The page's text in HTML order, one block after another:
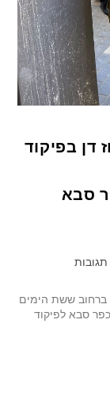
דן בפיקוד
סבא
תגובות
ברחוב ששת הימים
סבא לפיקוד